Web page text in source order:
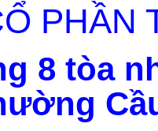
PHẦN
8 tòa